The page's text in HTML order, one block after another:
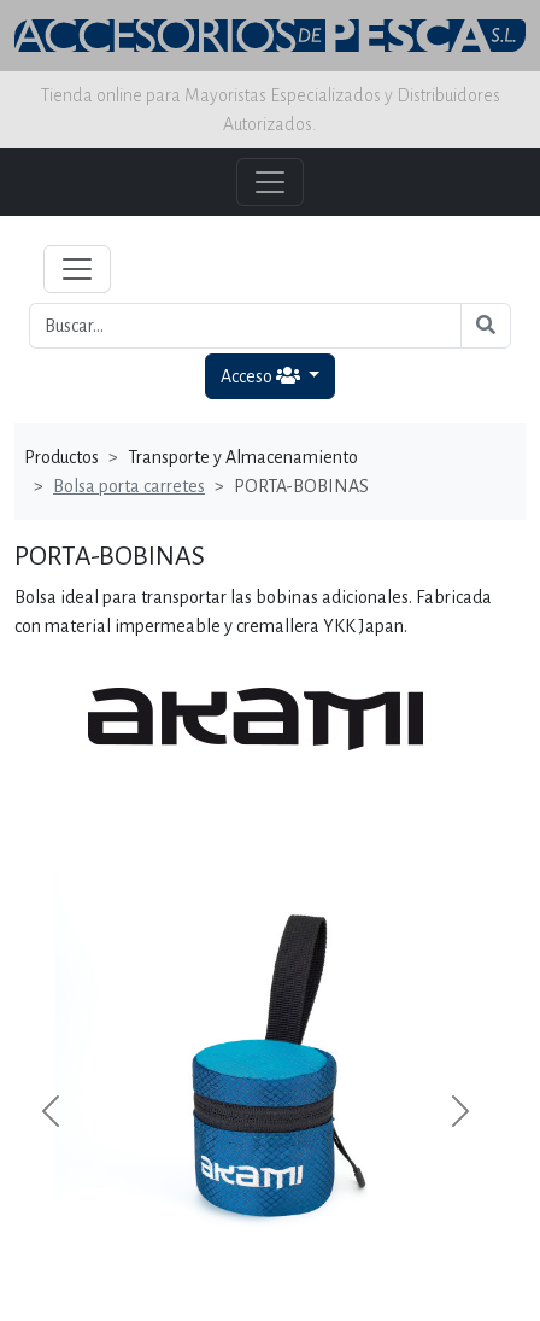
Tienda online para Mayoristas Especializados y Distribuidores
Autorizados.
Acceso
Productos
Transporte y Almacenamiento
Bolsa porta carretes
PORTA-BOBINAS
PORTA-BOBINAS
Bolsa ideal para transportar las bobinas adicionales. Fabricada
con material impermeable y cremallera YKK Japan.
Previous Next